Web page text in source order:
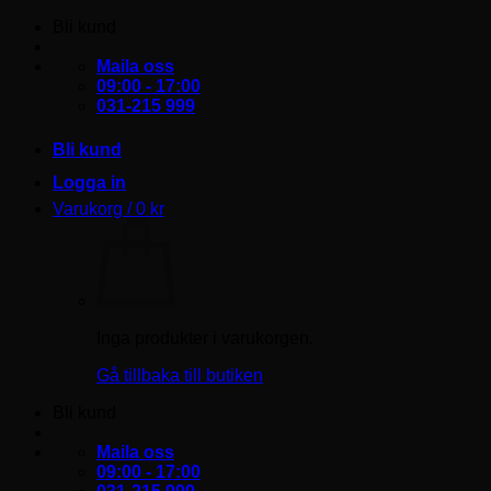
Maila oss
09:00 - 17:00
031-215 999
Bli kund
Logga in
Varukorg /0 kr
Gå tillbaka till butiken
Maila oss
09:00 - 17:00